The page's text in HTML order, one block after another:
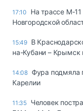
17:10
На трассе М-
Новгородской
15:49 В
на-Кубани – Крымск
14:08 Фура подмяла
Карелии
11:35 Человек